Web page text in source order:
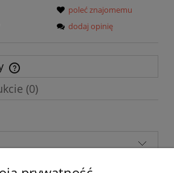
poleć znajomemu
dodaj opinię
kosztów płatności
(0)